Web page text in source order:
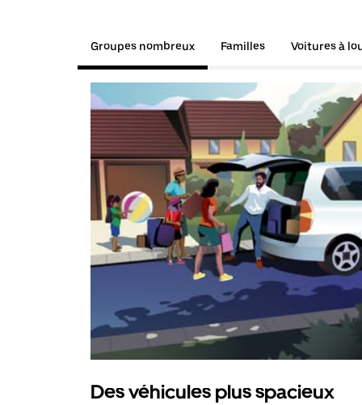
Groupes nombreux Familles Voitures à
Des véhicules plus spacieux